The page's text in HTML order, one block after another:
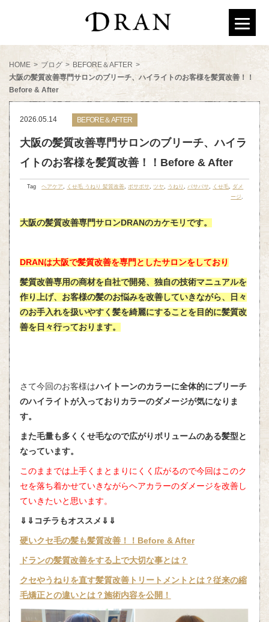
HOME > ブログ > BEFORE＆AFTER >
大阪の髪質改善専門サロンのブリーチ、ハイライトのお客様を髪質改善！！
Before & After
2026.05.14 BEFORE＆AFTER
大阪の髪質改善専門サロンのブリーチ、ハイラ
イトのお客様を髪質改善！！Before & After
Tagヘアケア くせ毛 うねり 髪質改善 ボサボサ ツヤ うねり パサパサ くせ毛
ダメ
ージ
大阪の髪質改善専門サロンDRANのカケモリです。
DRANは大阪で髪質改善を専門としたサロンをしており
髪質改善専用の商材を自社で開発、独自の技術マニュアルを
作り上げ、お客様の髪のお悩みを改善していきながら、日々
のお手入れを扱いやすく髪を綺麗にすることを目的に髪質改
善を日々行っております。
さて今回のお客様はハイトーンのカラーに全体的にブリーチ
のハイライトが入っておりカラーのダメージが気になりま
す。
また毛量も多くくせ毛なので広がりボリュームのある髪型と
なっています。
このままでは上手くまとまりにくく広がるので今回はこのク
セを落ち着かせていきながらヘアカラーのダメージを改善し
ていきたいと思います。
⇓⇓コチラもオススメ⇓⇓
硬いクセ毛の髪も髪質改善！！Before & After
ドランの髪質改善をする上で大切な事とは？
クセやうねりを直す髪質改善トリートメントとは？従来の縮
毛矯正との違いとは？施術内容を公開！